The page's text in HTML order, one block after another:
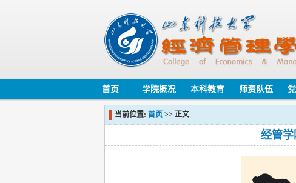
首页 学院概况 本科教育 师资队伍
当前位置: 首页 >> 正文
经管